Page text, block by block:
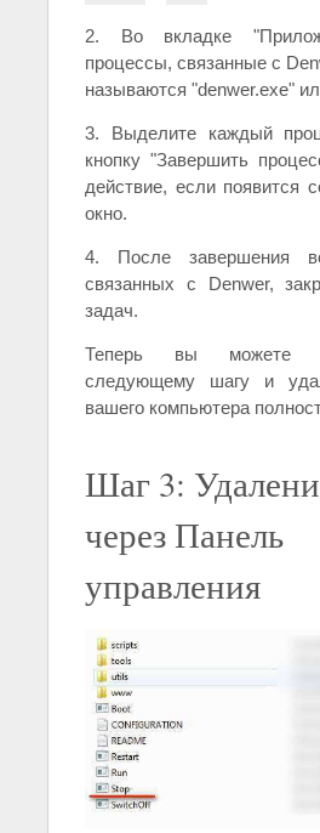
2. Во вкладке
процессы, связанные с
называются "denwer.exe"
3. Выделите каждый
кнопку "Завершить
действие, если появится
окно.
4. После завершения
связанных с Denwer,
задач.
Теперь вы можете
следующему шагу и
вашего компьютера
Шаг 3:
через Панель
управления